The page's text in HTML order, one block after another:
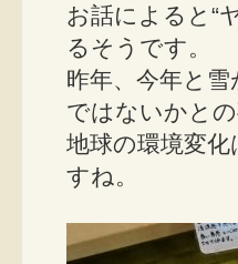
お話によると“
るそうです。
昨年、今年と
ではないかとの
地球の環境変
すね。